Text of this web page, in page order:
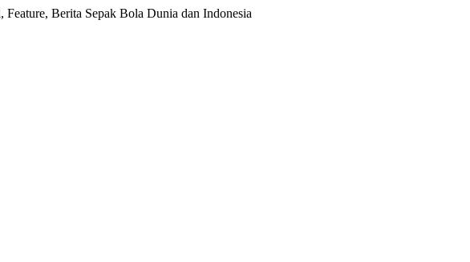
Berita Sepak Bola Dunia dan Indonesia